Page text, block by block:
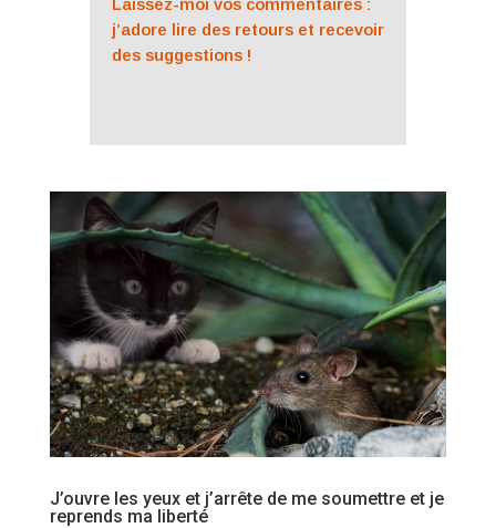
Laissez-moi vos commentaires :
j’adore lire des retours et recevoir
des suggestions !
J’ouvre les yeux et j’arrête de me soumettre et je
reprends ma liberté